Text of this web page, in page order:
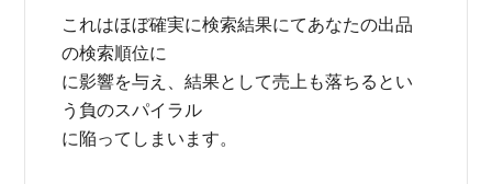
これはほぼ確実に検索結果にてあなたの出品
の検索順位に
に影響を与え、結果として売上も落ちるとい
う負のスパイラル
に陥ってしまいます。